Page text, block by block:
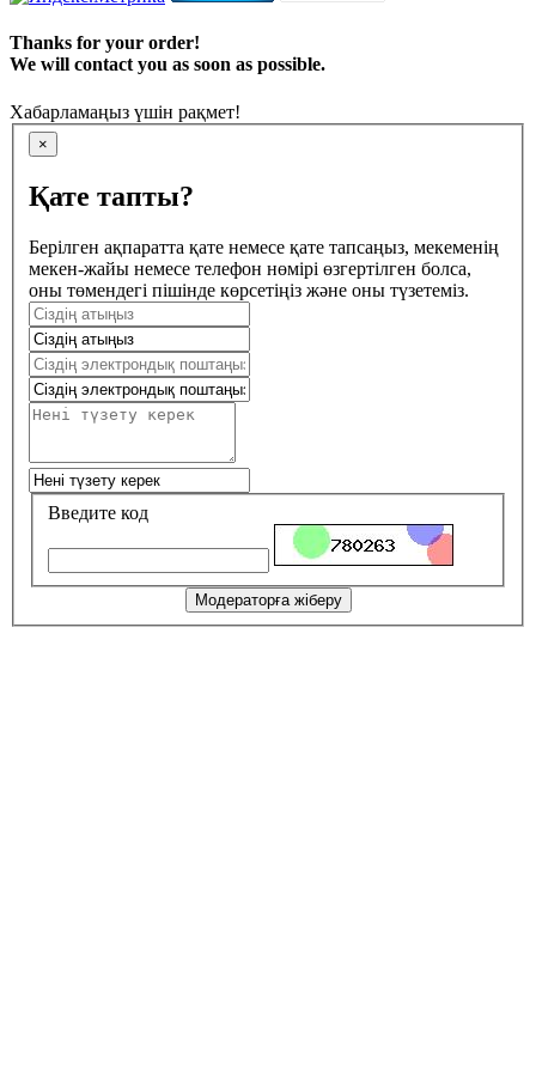
Thanks for your order!
We will contact you as soon as possible.
Хабарламаңыз үшін рақмет!
×
Қате тапты?
Берілген ақпаратта қате немесе қате тапсаңыз, мекеменің
мекен-жайы немесе телефон нөмірі өзгертілген болса,
оны төмендегі пішінде көрсетіңіз және оны түзетеміз.
Введите код
Модераторға жіберу